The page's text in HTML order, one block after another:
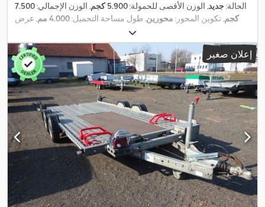
الحالة:جديد, الوزن الأقصى للحمولة:5.900 كجم , الوزن الإجمالي:7.500
كجم, تكوين المحور: محورين, طول مساحة التحميل:4.000 مم
, عرض
, ارتفاع مساحة التحميل:
الكلي:2.540 مم , الارتفاع الكلي:2.860 مم , سنة الصنع:2026, معدات:
نظام الفرامل المانعة للانغلاق (ABS), إعلان صغير